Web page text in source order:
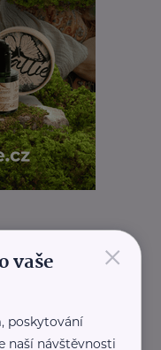
×
vaše
poskytování
naší návštěvnosti